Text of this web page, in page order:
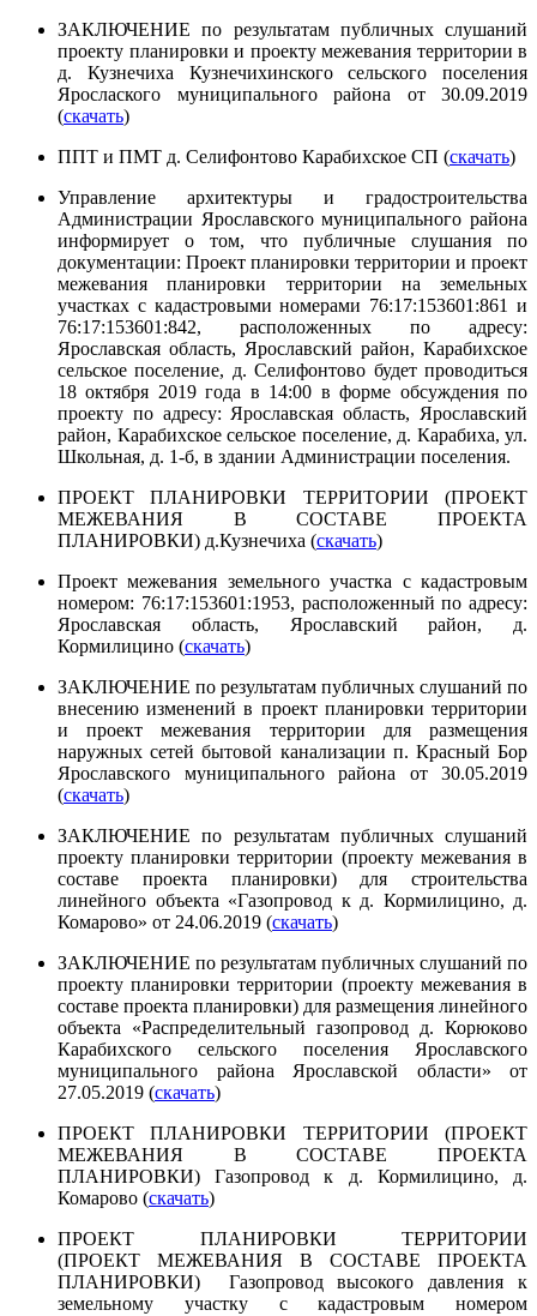
ЗАКЛЮЧЕНИЕ по результатам публичных слушаний
проекту планировки и проекту межевания территории в
д. Кузнечиха Кузнечихинского сельского поселения
Ярослаского муниципального района от 30.09.2019
(скачать)
ППТ и ПМТ д. Селифонтово Карабихское СП (скачать)
Управление архитектуры и градостроительства
Администрации Ярославского муниципального района
информирует о том, что публичные слушания по
документации: Проект планировки территории и проект
межевания планировки территории на земельных
участках с кадастровыми номерами 76:17:153601:861 и
76:17:153601:842, расположенных по адресу:
Ярославская область, Ярославский район, Карабихское
сельское поселение, д. Селифонтово будет проводиться
18 октября 2019 года в 14:00 в форме обсуждения по
проекту по адресу: Ярославская область, Ярославский
район, Карабихское сельское поселение, д. Карабиха, ул.
Школьная, д. 1-б, в здании Администрации поселения.
ПРОЕКТ ПЛАНИРОВКИ ТЕРРИТОРИИ (ПРОЕКТ
МЕЖЕВАНИЯ В СОСТАВЕ ПРОЕКТА
ПЛАНИРОВКИ) д.Кузнечиха (скачать)
Проект межевания земельного участка с кадастровым
номером: 76:17:153601:1953, расположенный по адресу:
Ярославская область, Ярославский район, д.
Кормилицино (скачать)
ЗАКЛЮЧЕНИЕ по результатам публичных слушаний по
внесению изменений в проект планировки территории
и проект межевания территории для размещения
наружных сетей бытовой канализации п. Красный Бор
Ярославского муниципального района от 30.05.2019
(скачать)
ЗАКЛЮЧЕНИЕ по результатам публичных слушаний
проекту планировки территории (проекту межевания в
составе проекта планировки) для строительства
линейного объекта «Газопровод к д. Кормилицино, д.
Комарово» от 24.06.2019 (скачать)
ЗАКЛЮЧЕНИЕ по результатам публичных слушаний по
проекту планировки территории (проекту межевания в
составе проекта планировки) для размещения линейного
объекта «Распределительный газопровод д. Корюково
Карабихского сельского поселения Ярославского
муниципального района Ярославской области» от
27.05.2019 (скачать)
ПРОЕКТ ПЛАНИРОВКИ ТЕРРИТОРИИ (ПРОЕКТ
МЕЖЕВАНИЯ В СОСТАВЕ ПРОЕКТА
ПЛАНИРОВКИ) Газопровод к д. Кормилицино, д.
Комарово (скачать)
ПРОЕКТ ПЛАНИРОВКИ ТЕРРИТОРИИ
(ПРОЕКТ МЕЖЕВАНИЯ В СОСТАВЕ ПРОЕКТА
ПЛАНИРОВКИ) Газопровод высокого давления к
земельному участку с кадастровым номером